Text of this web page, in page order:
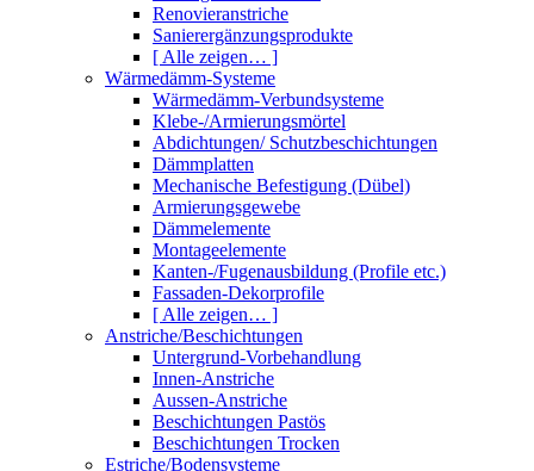
Renovieranstriche
Sanierergänzungsprodukte
[ Alle zeigen… ]
Wärmedämm-Systeme
Wärmedämm-Verbundsysteme
Klebe-/Armierungsmörtel
Abdichtungen/ Schutzbeschichtungen
Dämmplatten
Mechanische Befestigung (Dübel)
Armierungsgewebe
Dämmelemente
Montageelemente
Kanten-/Fugenausbildung (Profile etc.)
Fassaden-Dekorprofile
[ Alle zeigen… ]
Anstriche/Beschichtungen
Untergrund-Vorbehandlung
Innen-Anstriche
Aussen-Anstriche
Beschichtungen Pastös
Beschichtungen Trocken
Estriche/Bodensysteme